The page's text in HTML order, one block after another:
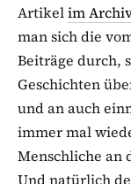
Artikelim
man sich die
Beiträge durch,
Geschichten
und an auch
immer mal
Menschliche an
Und natürlich